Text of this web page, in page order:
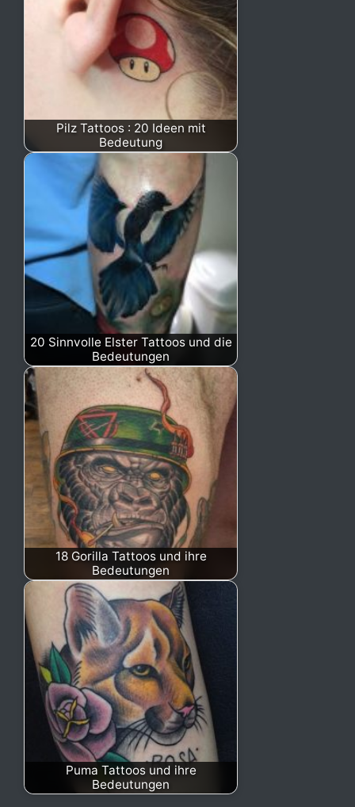
Pilz Tattoos : 20 Ideen mit
Bedeutung
20 Sinnvolle Elster Tattoos und die
Bedeutungen
18 Gorilla Tattoos und ihre
Bedeutungen
Puma Tattoos und ihre
Bedeutungen